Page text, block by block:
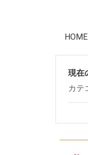
HOME
現在
カテ